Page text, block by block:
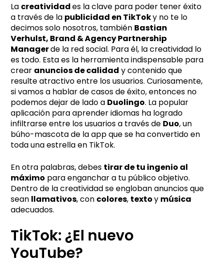
La creatividades la clave para poder tener éxito
a través de la publicidad en TikToky no te lo
decimos solo nosotros, también Bastian
Verhulst, Brand & Agency Partnership
Managerde la red social. Para él, la creatividad lo
es todo. Esta es la herramienta indispensable para
crear anuncios de calidad y contenido que
resulte atractivo entre los usuarios. Curiosamente,
si vamos a hablar de casos de éxito, entonces no
podemos dejar de lado a Duolingo. La popular
aplicación para aprender idiomas ha logrado
infiltrarse entre los usuarios a través de Duo, un
búho-mascota de la app que se ha convertido en
toda una estrella en TikTok.
En otra palabras, debes tirar de tu ingenio al
máximo para enganchar a tu público objetivo.
Dentro de la creatividad se engloban anuncios que
sean llamativos, con colores, textoy música
adecuados.
TikTok: ¿El nuevo
YouTube?